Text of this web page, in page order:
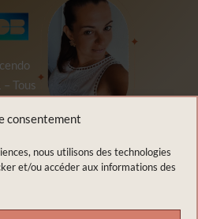
consentement
nous utilisons des technologies
et/ou accéder aux informations des
– Tous